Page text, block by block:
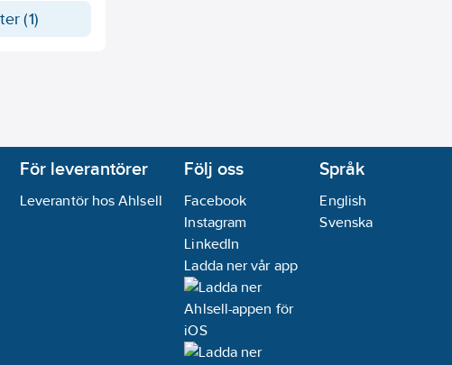
(1)
För leverantörer
Leverantör hos Ahlsell
Följ oss
Facebook
Instagram
LinkedIn
Ladda ner vår app
Språk
English
Svenska